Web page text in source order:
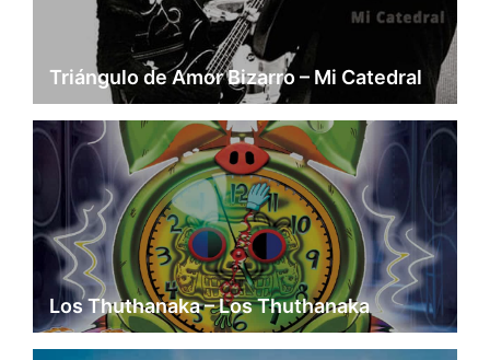
Triángulo de Amor Bizarro – Mi Catedral
Los Thuthanaka – Los Thuthanaka